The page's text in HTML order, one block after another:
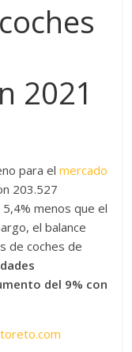
2021
para elmercado
203.527
menos que el
el balance
de coches de
del 9% con